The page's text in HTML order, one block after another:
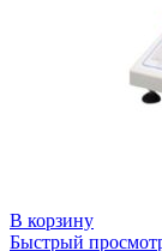
В корзину
Быстрый